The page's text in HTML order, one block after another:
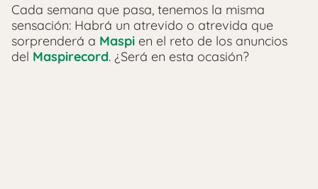
Cada semana que pasa, tenemos la misma
sensación: Habrá un atrevido o atrevida que
sorprenderá a Maspi en el reto de los anuncios
del Maspirecord. ¿Será en esta ocasión?